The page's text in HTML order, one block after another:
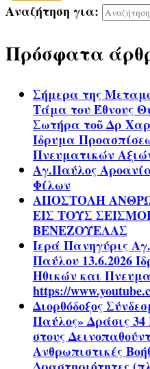
Αναζήτηση για:
Πρόσφατα
Σήμερα της
Τάμα του Έθνους
Σωτήρα τοῦ Δρ
Ίδρυμα
Πνευματικών
Αγ.Παύλος
Φίλων
ΑΠΟΣΤΟΛΗ
ΕΙΣ ΤΟΥΣ
ΒΕΝΕΖΟΥΕΛΑΣ
Ιερά Πανηγύρις
Παύλου 13.6.2026
Ηθικών και
https://
Διορθόδοξος
Παύλος» Δράσις 34
στους
Ανθρωπιστικές